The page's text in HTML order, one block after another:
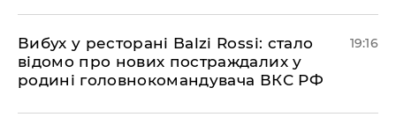
​Вибух у ресторані Balzi Rossi: стало
відомо про нових постраждалих у
родині головнокомандувача ВКС РФ
19:16